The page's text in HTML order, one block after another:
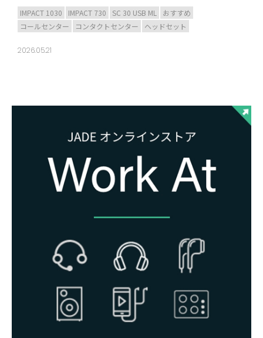
IMPACT 1030 IMPACT 730 SC 30 USB ML
おすすめ
コールセンター
コンタクトセンター ヘッドセット
2026.05.21